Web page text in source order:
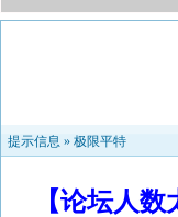
提示信息 » 极限平特
【论坛人